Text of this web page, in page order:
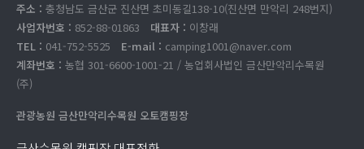
주소 : 충청남도 금산군 진산면 초미동길138-10(진산면 만악리 248번지)
사업자번호 : 852-88-01863 대표자 : 이창래
TEL : 041-752-5525 E-mail : camping1001@naver.com
계좌번호 : 농협 301-6600-1001-21 / 농업회사법인 금산만악리수목원
(주)
관광농원 금산만악리수목원 오토캠핑장